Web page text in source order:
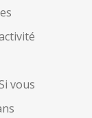
vous